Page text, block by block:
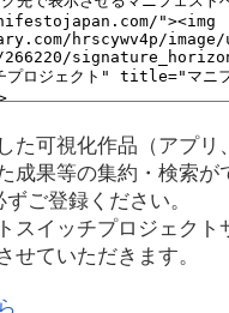
た可視化作品（アプリ
成果等の集約・検索が
ずご登録ください。
スイッチプロジェクト
せていただきます。